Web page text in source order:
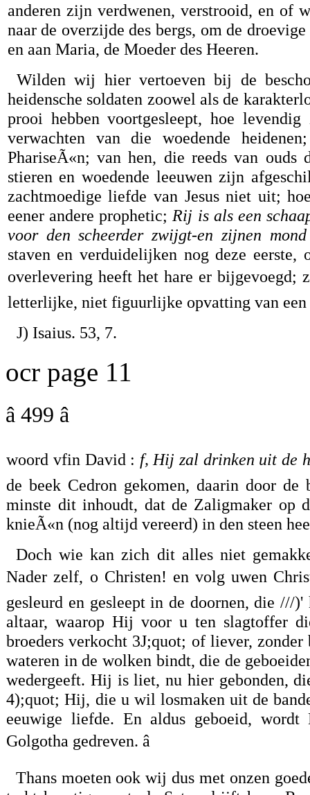
anderen zijn verdwenen, verstrooid, en of
naar de overzijde des bergs, om de
en aan Maria, de Moeder des Heeren.
Wilden wij hier vertoeven bij de
heidensche soldaten zoowel als de
prooi hebben voortgesleept, hoe
verwachten van die woedende
PhariseÃ«n; van hen, die reeds van ouds
stieren en woedende leeuwen zijn
zachtmoedige liefde van Jesus niet uit;
eener andere prophetic; Rij is als een
voor den scheerder zwijgt-en zijnen
staven en verduidelijken nog deze eerste,
overlevering heeft het hare er bijgevoegd;
letterlijke, niet figuurlijke opvatting van een
J) Isaius. 53, 7.
ocr page 11
â 499 â
woord vfin David : f, Hij zal drinken uit de
de beek Cedron gekomen, daarin door de
minste dit inhoudt, dat de Zaligmaker op
knieÃ«n (nog altijd vereerd) in den steen
Doch wie kan zich dit alles niet
Nader zelf, o Christen! en volg uwen
gesleurd en gesleept in de doornen, die ///
altaar, waarop Hij voor u ten slagtoffer
broeders verkocht 3J;quot; of liever,
wateren in de wolken bindt, die de
wedergeeft. Hij is liet, nu hier gebonden,
4);quot; Hij, die u wil losmaken uit de
eeuwige liefde. En aldus geboeid,
Golgotha gedreven. â
Thans moeten ook wij dus met onzen